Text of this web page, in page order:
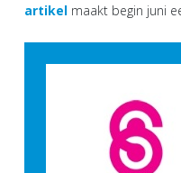
artikel maakt begin juni